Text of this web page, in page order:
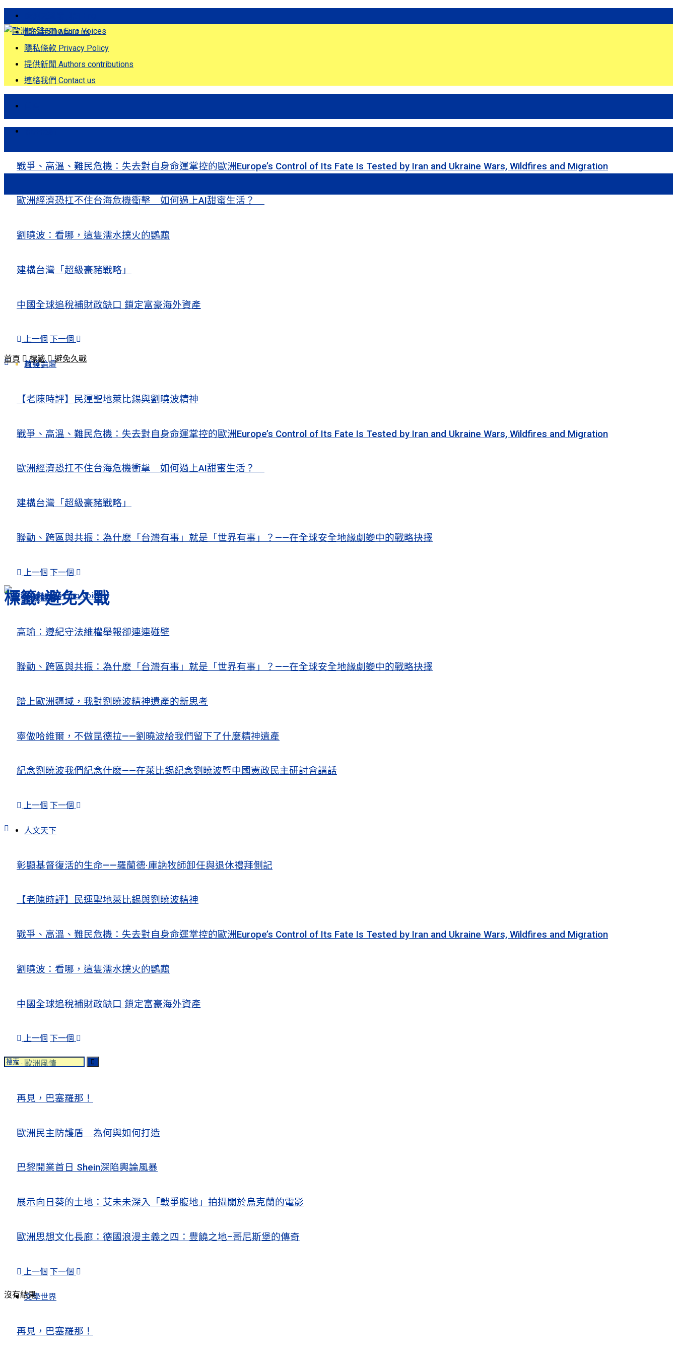
關於我們 About us
隱私條款 Privacy Policy
提供新聞 Authors contributions
連絡我們 Contact us
戰爭、高溫、難民危機：失去對自身命運掌控的歐洲Europe’s Control of Its Fate Is Tested by Iran and Ukraine Wars, Wildfires and Migration
歐洲經濟恐扛不住台海危機衝擊 如何過上AI甜蜜生活？
劉曉波：看哪，這隻濡水撲火的鸚鵡
建構台灣「超級豪豬戰略」
中國全球追稅補財政缺口 鎖定富豪海外資產
上一個 下一個
政經論壇
【老陳時評】民運聖地萊比錫與劉曉波精神
戰爭、高溫、難民危機：失去對自身命運掌控的歐洲Europe’s Control of Its Fate Is Tested by Iran and Ukraine Wars, Wildfires and Migration
歐洲經濟恐扛不住台海危機衝擊 如何過上AI甜蜜生活？
建構台灣「超級豪豬戰略」
聯動、跨區與共振：為什麽「台灣有事」就是「世界有事」？——在全球安全地緣劇變中的戰略抉擇
上一個 下一個
人權觀察
高瑜：遵紀守法維權舉報卻連連碰壁
聯動、跨區與共振：為什麽「台灣有事」就是「世界有事」？——在全球安全地緣劇變中的戰略抉擇
踏上歐洲疆域，我對劉曉波精神遺產的新思考
寧做哈維爾，不做昆德拉——劉曉波給我們留下了什麼精神遺產
紀念劉曉波我們紀念什麽——在萊比錫紀念劉曉波暨中國憲政民主研討會講話
上一個 下一個
人文天下
彰顯基督復活的生命——羅蘭德·庫訥牧師卸任與退休禮拜側記
【老陳時評】民運聖地萊比錫與劉曉波精神
戰爭、高溫、難民危機：失去對自身命運掌控的歐洲Europe’s Control of Its Fate Is Tested by Iran and Ukraine Wars, Wildfires and Migration
劉曉波：看哪，這隻濡水撲火的鸚鵡
中國全球追稅補財政缺口 鎖定富豪海外資產
上一個 下一個
歐洲風情
再見，巴塞羅那！
歐洲民主防護盾 為何與如何打造
巴黎開業首日 Shein深陷輿論風暴
展示向日葵的土地：艾未未深入「戰爭腹地」拍攝關於烏克蘭的電影
歐洲思想文化長廊：德國浪漫主義之四：豐饒之地–哥尼斯堡的傳奇
上一個 下一個
文學世界
再見，巴塞羅那！
首頁
關注熱點
沒有結果
首頁 標籤 避免久戰
標籤:避免久戰